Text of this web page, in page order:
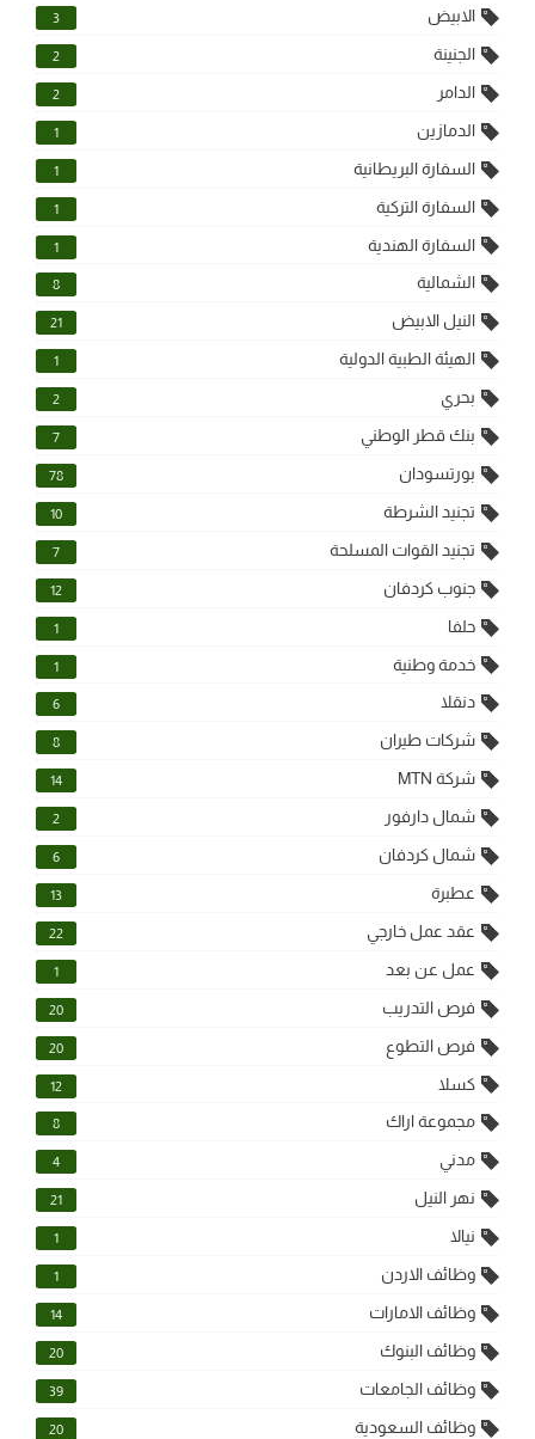
الابيض 3
الجنينة 2
الدامر 2
الدمازين 1
السفارة البريطانية 1
السفارة التركية 1
السفارة الهندية 1
الشمالية 8
النيل الابيض 21
الهيئة الطبية الدولية 1
بحري 2
بنك قطر الوطني 7
بورتسودان 78
تجنيد الشرطة 10
تجنيد القوات المسلحة 7
جنوب كردفان 12
حلفا 1
خدمة وطنية 1
دنقلا 6
شركات طيران 8
شركة MTN 14
شمال دارفور 2
شمال كردفان 6
عطبرة 13
عقد عمل خارجي 22
عمل عن بعد 1
فرص التدريب 20
فرص التطوع 20
كسلا 12
مجموعة اراك 8
مدني 4
نهر النيل 21
نيالا 1
وظائف الاردن 1
وظائف الامارات 14
وظائف البنوك 20
وظائف الجامعات 39
وظائف السعودية 20